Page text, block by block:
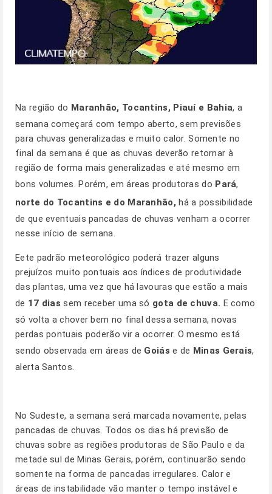
Na região do Maranhão, Tocantins, Piauí e Bahia, a
semana começará com tempo aberto, sem previsões
para chuvas generalizadas e muito calor. Somente no
final da semana é que as chuvas deverão retornar à
região de forma mais generalizadas e até mesmo em
bons volumes. Porém, em áreas produtoras do Pará,
norte do Tocantins e do Maranhão, há a possibilidade
de que eventuais pancadas de chuvas venham a ocorrer
nesse início de semana.
Eete padrão meteorológico poderá trazer alguns
prejuízos muito pontuais aos índices de produtividade
das plantas, uma vez que há lavouras que estão a mais
de 17 dias sem receber uma só gota de chuva. E como
só volta a chover bem no final dessa semana, novas
perdas pontuais poderão vir a ocorrer. O mesmo está
sendo observada em áreas de Goiás e de Minas Gerais,
alerta Santos.
No Sudeste, a semana será marcada novamente, pelas
pancadas de chuvas. Todos os dias há previsão de
chuvas sobre as regiões produtoras de São Paulo e da
metade sul de Minas Gerais, porém, continuarão sendo
somente na forma de pancadas irregulares. Calor e
áreas de instabilidade vão manter o tempo instável e